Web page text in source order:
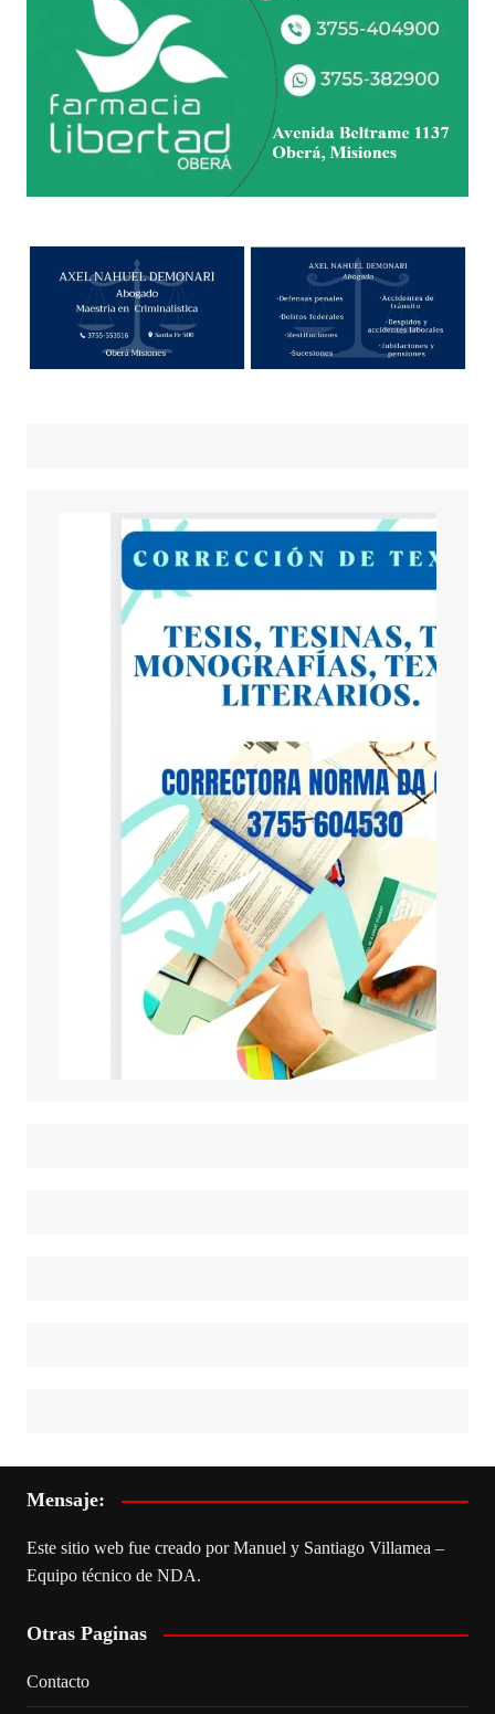
Mensaje:
Este sitio web fue creado por Manuel y Santiago Villamea –
Equipo técnico de NDA.
Otras Paginas
Contacto